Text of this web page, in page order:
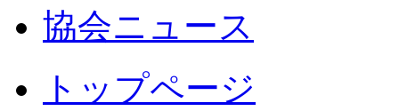
協会ニュース
トップページ